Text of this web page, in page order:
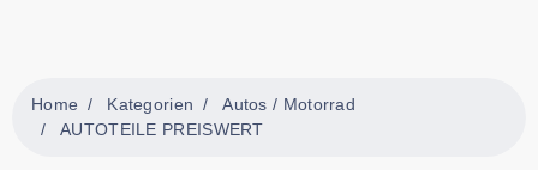
Home Kategorien
Autos / Motorrad
AUTOTEILE PREISWERT